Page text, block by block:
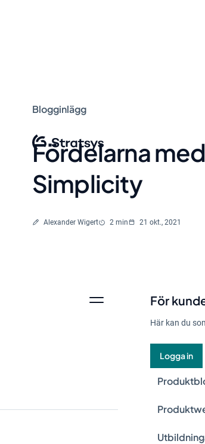
För
Här kan du
Logga in
Blogginlägg
Fördelarna
Simplicity
Skriven av
Alexander Wigert Lästid
2 min 21 okt., 2021